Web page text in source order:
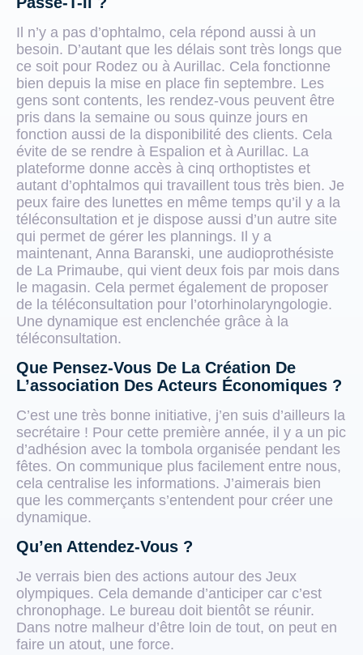
Il n’y a pas d’ophtalmo, cela répond aussi à un
besoin. D’autant que les délais sont très longs que
ce soit pour Rodez ou à Aurillac. Cela fonctionne
bien depuis la mise en place fin septembre. Les
gens sont contents, les rendez-vous peuvent être
pris dans la semaine ou sous quinze jours en
fonction aussi de la disponibilité des clients. Cela
évite de se rendre à Espalion et à Aurillac. La
plateforme donne accès à cinq orthoptistes et
autant d’ophtalmos qui travaillent tous très bien. Je
peux faire des lunettes en même temps qu’il y a la
téléconsultation et je dispose aussi d’un autre site
qui permet de gérer les plannings. Il y a
maintenant, Anna Baranski, une audioprothésiste
de La Primaube, qui vient deux fois par mois dans
le magasin. Cela permet également de proposer
de la téléconsultation pour l’otorhinolaryngologie.
Une dynamique est enclenchée grâce à la
téléconsultation.
Que Pensez-Vous De La Création De
L’association Des Acteurs Économiques ?
C’est une très bonne initiative, j’en suis d’ailleurs la
secrétaire ! Pour cette première année, il y a un pic
d’adhésion avec la tombola organisée pendant les
fêtes. On communique plus facilement entre nous,
cela centralise les informations. J’aimerais bien
que les commerçants s’entendent pour créer une
dynamique.
Qu’en Attendez-Vous ?
Je verrais bien des actions autour des Jeux
olympiques. Cela demande d’anticiper car c’est
chronophage. Le bureau doit bientôt se réunir.
Dans notre malheur d’être loin de tout, on peut en
faire un atout, une force.